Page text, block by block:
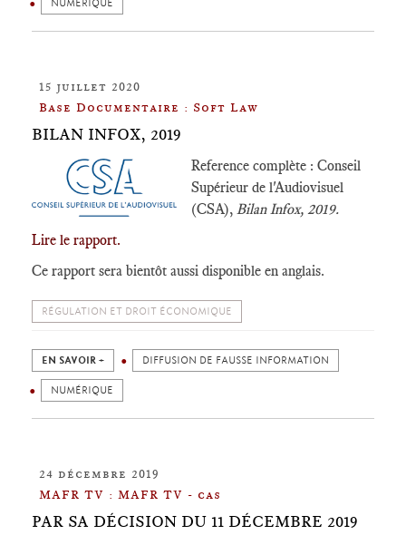
NUMÉRIQUE
15 juillet 2020
Base Documentaire : Soft Law
BILAN INFOX, 2019
Reference complète : Conseil
Supérieur de l'Audiovisuel
(CSA), Bilan Infox, 2019.
Lire le rapport.
Ce rapport sera bientôt aussi disponible en anglais.
RÉGULATION ET DROIT ÉCONOMIQUE
EN SAVOIR + DIFFUSION DE FAUSSE INFORMATION
NUMÉRIQUE
24 décembre 2019
MAFR TV : MAFR TV - cas
PAR SA DÉCISION DU 11 DÉCEMBRE 2019